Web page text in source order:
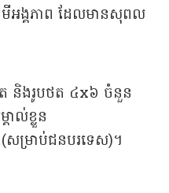
អង្គភាព ដែលមានសុពល
ត និងរូបថត ៤x៦ ចំនួន
ាល់ខ្លួន
សម្រាប់ជនបរទេស)។